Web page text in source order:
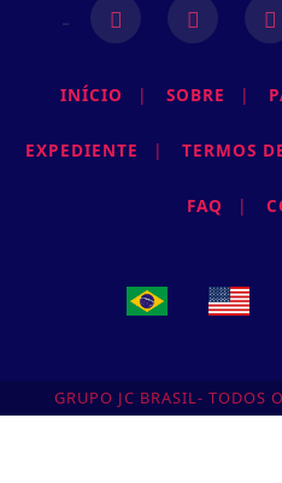
INÍCIO | SOBRE |
EXPEDIENTE | TERMOS
FAQ |
GRUPO JC BRASIL- TODOS